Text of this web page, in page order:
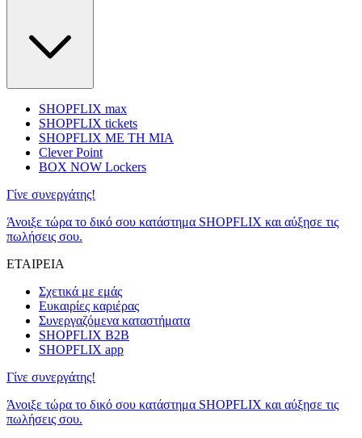
SHOPFLIX max
SHOPFLIX tickets
SHOPFLIX ΜΕ ΤΗ ΜΙΑ
Clever Point
BOX NOW Lockers
Γίνε συνεργάτης!
Άνοιξε τώρα το δικό σου κατάστημα SHOPFLIX και αύξησε τις
πωλήσεις σου.
ΕΤΑΙΡΕΙΑ
Σχετικά με εμάς
Ευκαιρίες καριέρας
Συνεργαζόμενα καταστήματα
SHOPFLIX B2B
SHOPFLIX app
Γίνε συνεργάτης!
Άνοιξε τώρα το δικό σου κατάστημα SHOPFLIX και αύξησε τις
πωλήσεις σου.